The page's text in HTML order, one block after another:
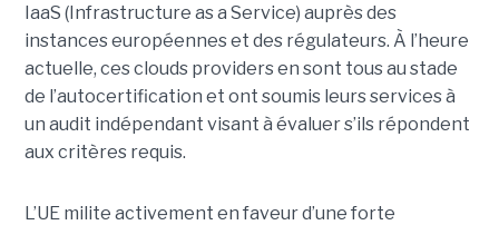
IaaS (Infrastructure as a Service) auprès des
instances européennes et des régulateurs. À l’heure
actuelle, ces clouds providers en sont tous au stade
de l’autocertification et ont soumis leurs services à
un audit indépendant visant à évaluer s’ils répondent
aux critères requis.
L’UE milite activement en faveur d’une forte